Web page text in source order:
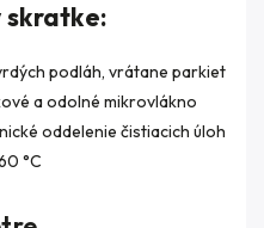
podláh, vrátane parkiet
a odolné mikrovlákno
oddelenie čistiacich úloh
°C